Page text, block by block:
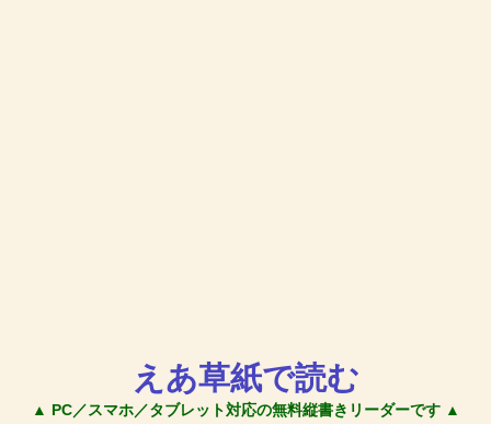
えあ草紙で読む
▲ PC／スマホ／タブレット対応の無料縦書きリーダーです ▲